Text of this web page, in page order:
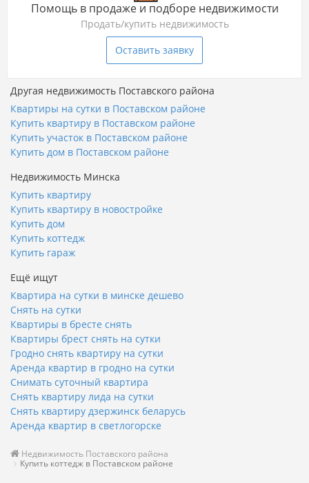
Помощь в продаже и подборе недвижимости
Продать/купить недвижимость
Оставить заявку
Другая недвижимость Поставского района
Квартиры на сутки в Поставском районе
Купить квартиру в Поставском районе
Купить участок в Поставском районе
Купить дом в Поставском районе
Недвижимость Минска
Купить квартиру
Купить квартиру в новостройке
Купить дом
Купить коттедж
Купить гараж
Ещё ищут
Квартира на сутки в минске дешево
Снять на сутки
Квартиры в бресте снять
Квартиры брест снять на сутки
Гродно снять квартиру на сутки
Аренда квартир в гродно на сутки
Снимать суточный квартира
Снять квартиру лида на сутки
Снять квартиру дзержинск беларусь
Аренда квартир в светлогорске
Недвижимость Поставского района
Купить коттедж в Поставском районе